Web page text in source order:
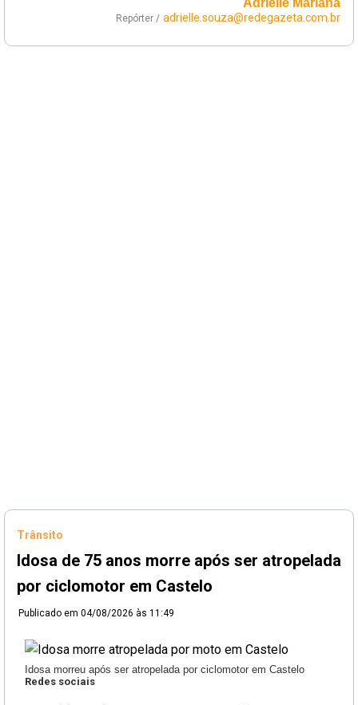
Adrielle Mariana
Repórter / adrielle.souza@redegazeta.com.br
Trânsito
Idosa de 75 anos morre após ser atropelada
por ciclomotor em Castelo
Publicado em 04/08/2026 às 11:49
Idosa morreu após ser atropelada por ciclomotor em Castelo
Redes sociais